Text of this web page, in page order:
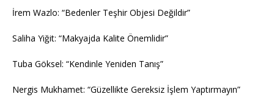
İrem Wazlo: “Bedenler Teşhir Objesi Değildir”
Saliha Yiğit: “Makyajda Kalite Önemlidir”
Tuba Göksel: “Kendinle Yeniden Tanış”
Nergis Mukhamet: “Güzellikte Gereksiz İşlem Yaptırmayın”